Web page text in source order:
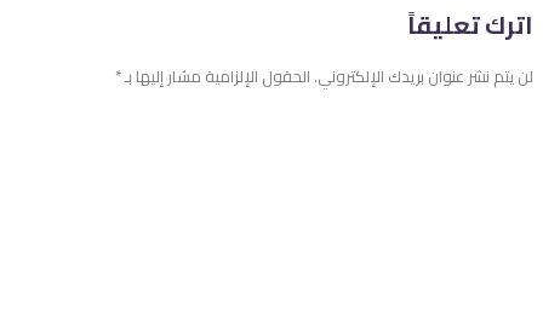
اترك تعليقاً
لن يتم نشر عنوان بريدك الإلكتروني. الحقول الإلزامية مشار إليها بـ*